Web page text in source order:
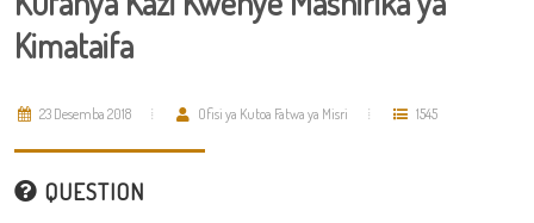
Kimataifa
23 Desemba 2018 Ofisi ya Kutoa Fatwa ya Misri 1545
QUESTION